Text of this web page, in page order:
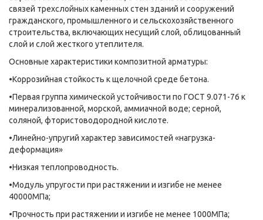
связей трехслойных каменных стен зданий и сооружений
гражданского, промышленного и сельскохозяйственного
строительства, включающих несущий слой, облицованный
слой и слой жесткого утеплителя.
Основные характеристики композитной арматуры:
•Коррозийная стойкость к щелочной среде бетона.
•Первая группа химической устойчивости по ГОСТ 9.071-76 к
минерализованной, морской, аммиачной воде; серной,
соляной, фтористоводородной кислоте.
•Линейно-упругий характер зависимостей «нагрузка-
деформация»
•Низкая теплопроводность.
•Модуль упругости при растяжении и изгибе не менее
40000МПа;
•Прочность при растяжении и изгибе не менее 1000МПа;